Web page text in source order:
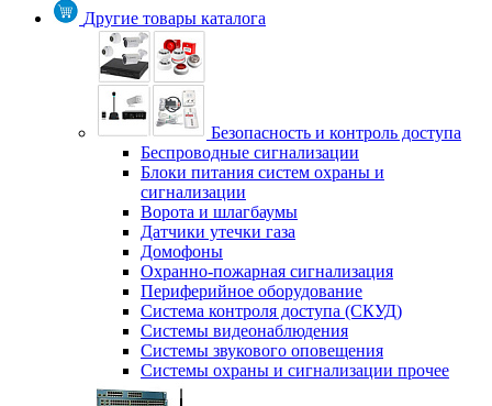
Другие товары каталога
Безопасность и контроль доступа
Беспроводные сигнализации
Блоки питания систем охраны и
сигнализации
Ворота и шлагбаумы
Датчики утечки газа
Домофоны
Охранно-пожарная сигнализация
Периферийное оборудование
Система контроля доступа (СКУД)
Системы видеонаблюдения
Системы звукового оповещения
Системы охраны и сигнализации прочее